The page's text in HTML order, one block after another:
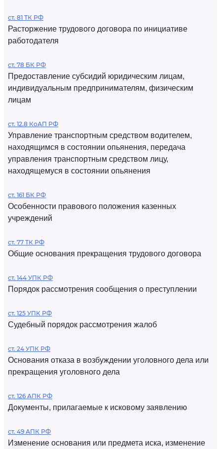
ст. 81 ТК РФ
Расторжение трудового договора по инициативе
работодателя
ст. 78 БК РФ
Предоставление субсидий юридическим лицам,
индивидуальным предпринимателям, физическим
лицам
ст. 12.8 КоАП РФ
Управление транспортным средством водителем,
находящимся в состоянии опьянения, передача
управления транспортным средством лицу,
находящемуся в состоянии опьянения
ст. 161 БК РФ
Особенности правового положения казенных
учреждений
ст. 77 ТК РФ
Общие основания прекращения трудового договора
ст. 144 УПК РФ
Порядок рассмотрения сообщения о преступлении
ст. 125 УПК РФ
Судебный порядок рассмотрения жалоб
ст. 24 УПК РФ
Основания отказа в возбуждении уголовного дела или
прекращения уголовного дела
ст. 126 АПК РФ
Документы, прилагаемые к исковому заявлению
ст. 49 АПК РФ
Изменение основания или предмета иска, изменение